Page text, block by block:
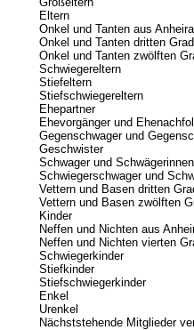
Eltern
Onkel und Tanten aus
Onkel und Tanten dritten
Onkel und Tanten zwölften
Schwiegereltern
Stiefeltern
Stiefschwiegereltern
Ehepartner
Ehevorgänger und
Gegenschwager und
Geschwister
Schwager und Schwägerinnen
Schwiegerschwager und
Vettern und Basen dritten
Vettern und Basen zwölften
Kinder
Neffen und Nichten aus
Neffen und Nichten vierten
Schwiegerkinder
Stiefkinder
Stiefschwiegerkinder
Enkel
Urenkel
Nächststehende Mitglieder